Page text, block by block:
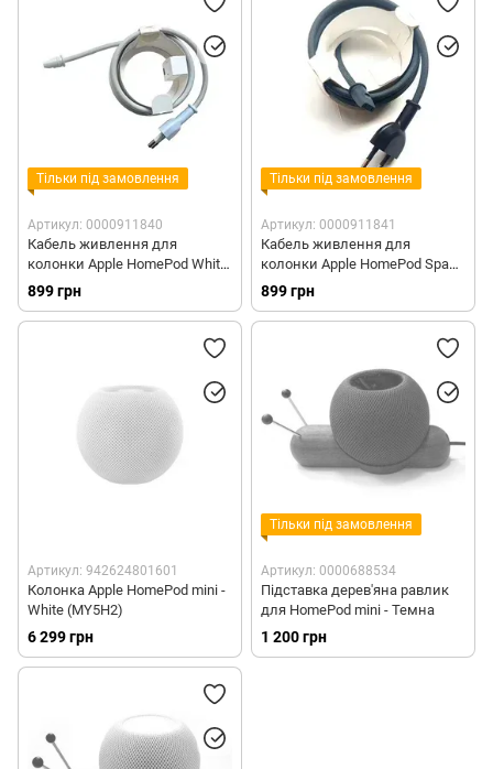
Тільки під замовлення
Артикул: 0000911840
Кабель живлення для
колонки Apple HomePod White
(MQHV2)
899 грн
Тільки під замовлення
Артикул: 0000911841
Кабель живлення для
колонки Apple HomePod Space
Gray (MQHW2)
899 грн
Артикул: 942624801601
Колонка Apple HomePod mini -
White (MY5H2)
6 299 грн
Тільки під замовлення
Артикул: 0000688534
Підставка дерев'яна равлик
для HomePod mini - Темна
1 200 грн